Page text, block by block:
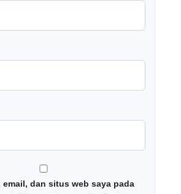
email, dan situs web saya pada